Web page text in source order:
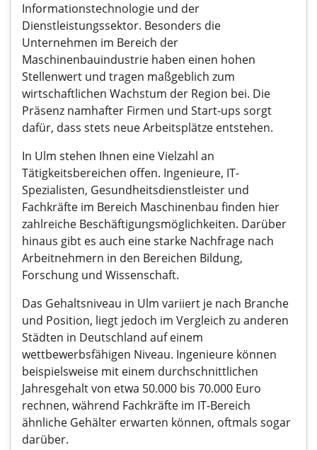
Informationstechnologie und der
Dienstleistungssektor. Besonders die
Unternehmen im Bereich der
Maschinenbauindustrie haben einen hohen
Stellenwert und tragen maßgeblich zum
wirtschaftlichen Wachstum der Region bei. Die
Präsenz namhafter Firmen und Start-ups sorgt
dafür, dass stets neue Arbeitsplätze entstehen.
In Ulm stehen Ihnen eine Vielzahl an
Tätigkeitsbereichen offen. Ingenieure, IT-
Spezialisten, Gesundheitsdienstleister und
Fachkräfte im Bereich Maschinenbau finden hier
zahlreiche Beschäftigungsmöglichkeiten. Darüber
hinaus gibt es auch eine starke Nachfrage nach
Arbeitnehmern in den Bereichen Bildung,
Forschung und Wissenschaft.
Das Gehaltsniveau in Ulm variiert je nach Branche
und Position, liegt jedoch im Vergleich zu anderen
Städten in Deutschland auf einem
wettbewerbsfähigen Niveau. Ingenieure können
beispielsweise mit einem durchschnittlichen
Jahresgehalt von etwa 50.000 bis 70.000 Euro
rechnen, während Fachkräfte im IT-Bereich
ähnliche Gehälter erwarten können, oftmals sogar
darüber.